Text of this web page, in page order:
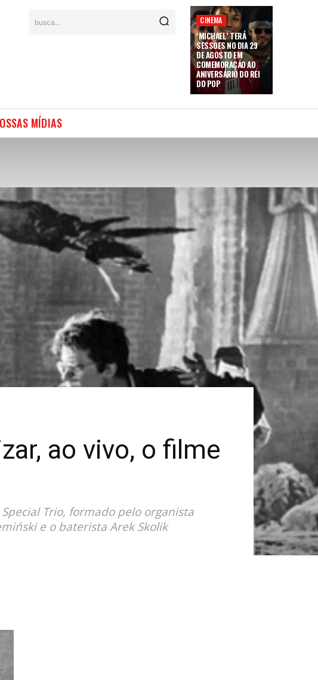
busca... CINEMA
‘MICHAEL’ TERÁ
SESSÕES NO DIA 29
DE AGOSTO EM
COMEMORAÇÃO AO
ANIVERSÁRIO DO REI
DO POP
MÍDIAS
ao vivo, o filme
Trio, formado pelo organista
e o baterista Arek Skolik